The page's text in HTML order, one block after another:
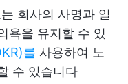
회사의 사명과 일
욕을 유지할 수 있
를 사용하여 노
수 있습니다